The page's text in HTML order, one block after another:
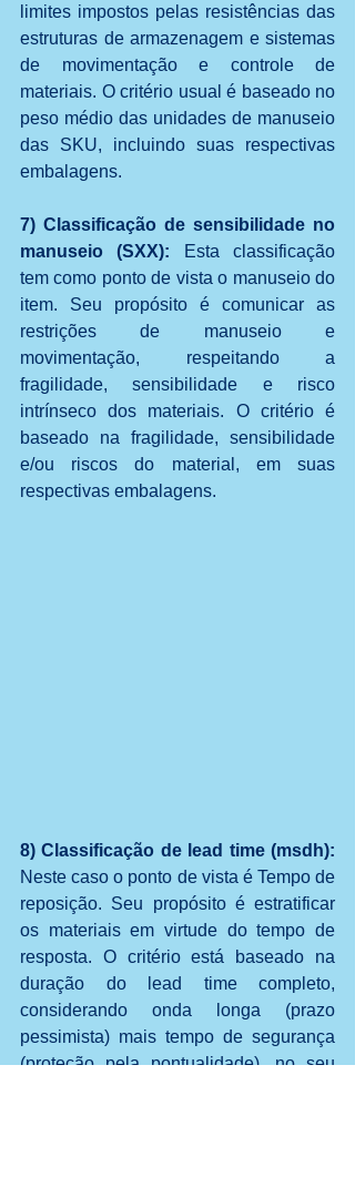
limites impostos pelas resistências das
estruturas de armazenagem e sistemas
de movimentação e controle de
materiais. O critério usual é baseado no
peso médio das unidades de manuseio
das SKU, incluindo suas respectivas
embalagens.
7) Classificação de sensibilidade no
manuseio (SXX): Esta classificação
tem como ponto de vista o manuseio do
item. Seu propósito é comunicar as
restrições de manuseio e
movimentação, respeitando a
fragilidade, sensibilidade e risco
intrínseco dos materiais. O critério é
baseado na fragilidade, sensibilidade
e/ou riscos do material, em suas
respectivas embalagens.
8) Classificação de lead time (msdh):
Neste caso o ponto de vista é Tempo de
reposição. Seu propósito é estratificar
os materiais em virtude do tempo de
resposta. O critério está baseado na
duração do lead time completo,
considerando onda longa (prazo
pessimista) mais tempo de segurança
(proteção pela pontualidade), no seu